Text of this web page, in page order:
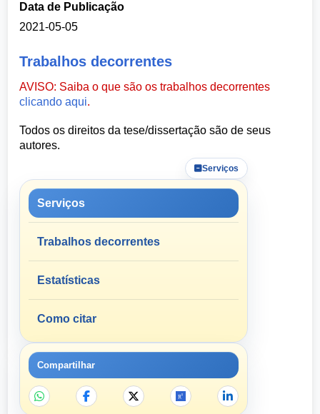
Data de Publicação
2021-05-05
Trabalhos decorrentes
AVISO: Saiba o que são os trabalhos decorrentes
clicando aqui.
Todos os direitos da tese/dissertação são de seus
autores.
Serviços
Serviços
Trabalhos decorrentes
Estatísticas
Como citar
Compartilhar